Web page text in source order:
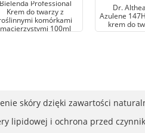
Bielenda Professional
Krem do twarzy z
komórkami
macierzystymi 100ml
Dr.
Azulene
krem do
skóry dzięki zawartości
lipidowej i ochrona przed